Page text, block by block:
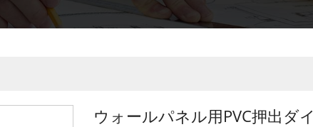
ウォールパネル用PVC押出ダイ